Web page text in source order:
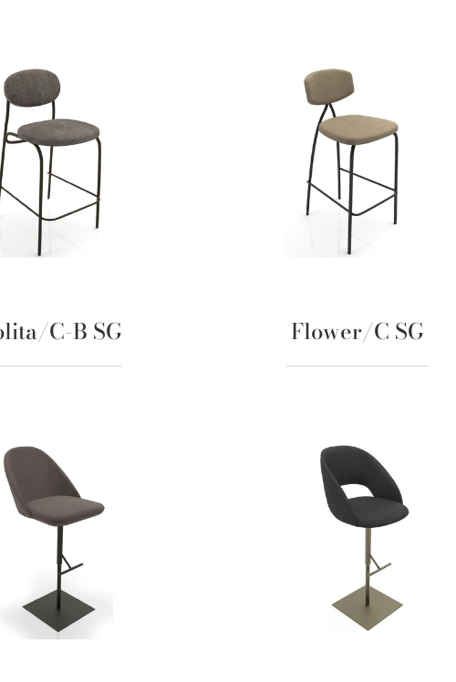
C-B SG Flower/C SG